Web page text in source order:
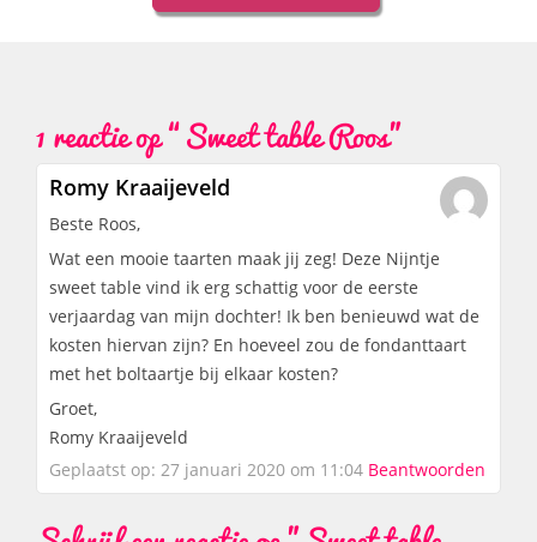
1 reactie op “Sweet table Roos”
Romy Kraaijeveld
Beste Roos,
Wat een mooie taarten maak jij zeg! Deze Nijntje
sweet table vind ik erg schattig voor de eerste
verjaardag van mijn dochter! Ik ben benieuwd wat de
kosten hiervan zijn? En hoeveel zou de fondanttaart
met het boltaartje bij elkaar kosten?
Groet,
Romy Kraaijeveld
Geplaatst op: 27 januari 2020 om 11:04 Beantwoorden